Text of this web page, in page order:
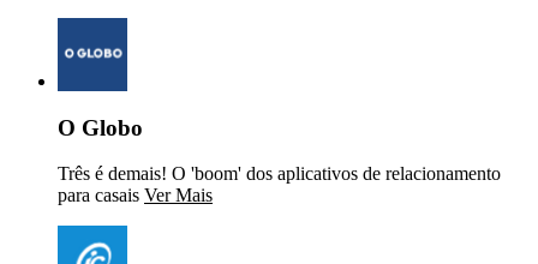
O Globo
Três é demais! O 'boom' dos aplicativos de relacionamento
para casais Ver Mais